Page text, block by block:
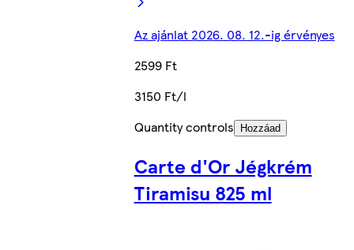
Az ajánlat 2026. 08. 12.-ig érvényes
2599 Ft
3150 Ft/l
Quantity controls
Hozzáad
Carte d'Or Jégkrém
Tiramisu 825 ml